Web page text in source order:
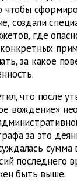
чтобы
создали
где
за какое
что после
вождение»
за это
сумма
последнего
быть выше.